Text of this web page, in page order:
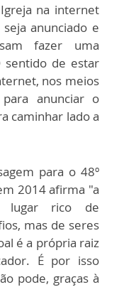
na internet
anunciado e
fazer uma
sentido de estar
nos meios
anunciar o
caminhar lado a
para o 48º
2014 afirma "a
lugar rico de
mas de seres
é a própria raiz
É por isso
pode, graças à